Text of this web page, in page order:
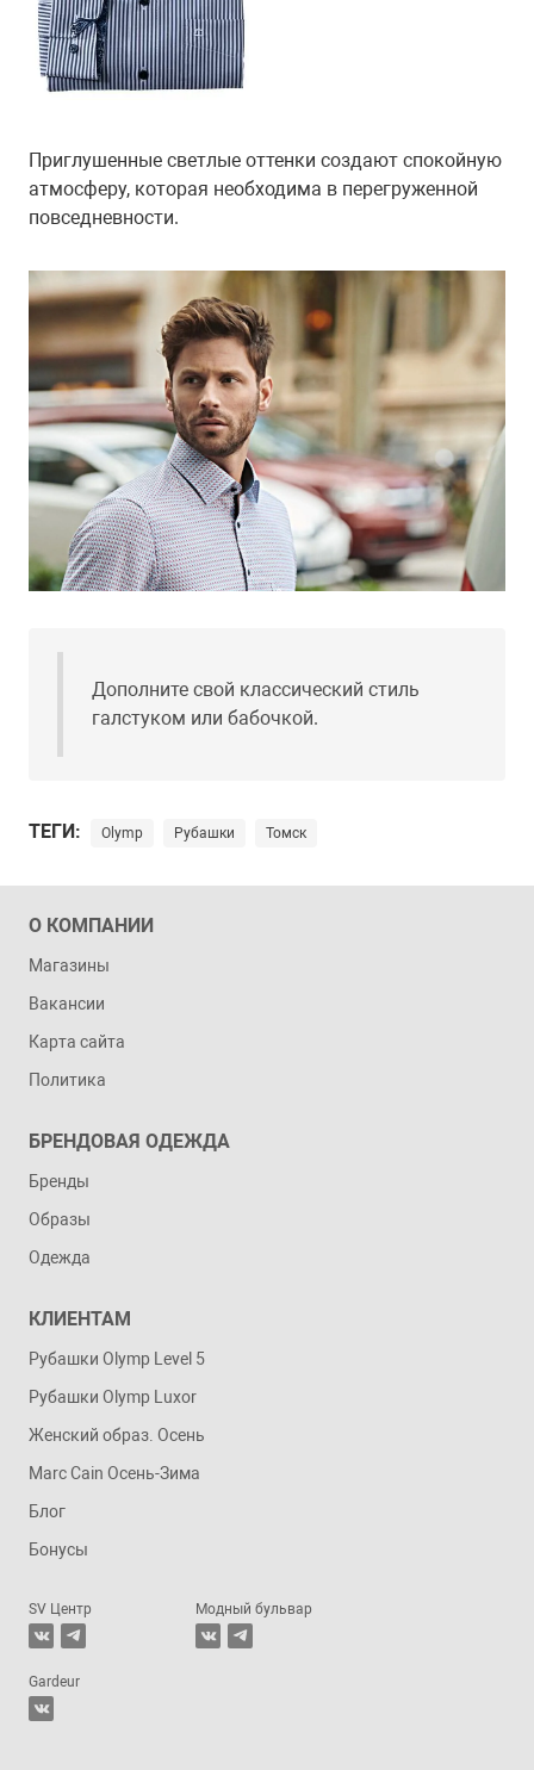
Приглушенные светлые оттенки создают спокойную
атмосферу, которая необходима в перегруженной
повседневности.
Дополните свой классический стиль
галстуком или бабочкой.
ТЕГИ: Olymp Рубашки Томск
О КОМПАНИИ
Магазины
Вакансии
Карта сайта
Политика
БРЕНДОВАЯ ОДЕЖДА
Бренды
Образы
Одежда
КЛИЕНТАМ
Рубашки Olymp Level 5
Рубашки Olymp Luxor
Женский образ. Осень
Marc Cain Осень-Зима
Блог
Бонусы
SV Центр Модный бульвар
Gardeur